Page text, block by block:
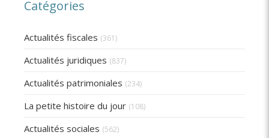
Catégories
Actualités fiscales (361)
Actualités juridiques (837)
Actualités patrimoniales (234)
La petite histoire du jour (108)
Actualités sociales (562)